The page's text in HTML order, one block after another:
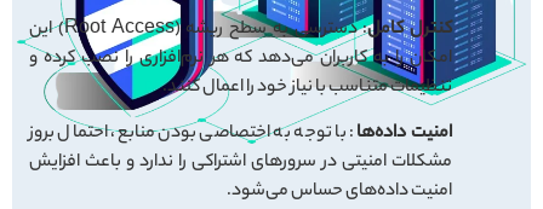
کنترل کامل
: دسترسی به سطح ریشه (Root Access) این
امکان را به کاربران می‌دهد که هر نرم‌افزاری را نصب کرده و
تنظیمات متناسب با نیاز خود را اعمال کنند.
امنیت داده‌ها: با توجه به اختصاصی بودن منابع، احتمال بروز
مشکلات امنیتی در سرورهای اشتراکی را ندارد و باعث افزایش
امنیت داده‌های حساس می‌شود.